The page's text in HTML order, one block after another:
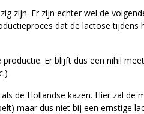
zijn. Er zijn echter wel de
dat de lactose
Er blijft dus een nihil
de Hollandse kazen. Hier zal de
maar dus niet bij een ernstige